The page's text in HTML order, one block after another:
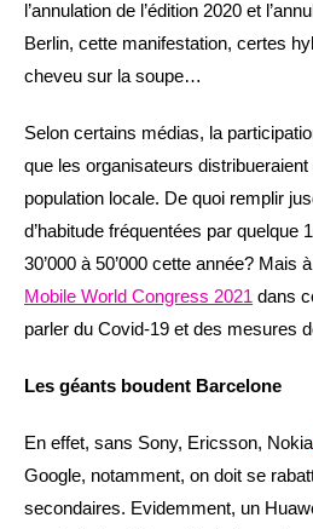
l’annulation de l’édition 2020 et
Berlin, cette manifestation, certes
cheveu sur la soupe…
Selon certains médias, la
que les organisateurs
population locale. De quoi remplir
d’habitude fréquentées par quelque
30’000 à 50’000 cette année? Mais
Mobile World Congress 2021 dans
parler du Covid-19 et des mesures
Les géants boudent Barcelone
En effet, sans Sony, Ericsson,
Google, notamment, on doit se
secondaires. Evidemment, un